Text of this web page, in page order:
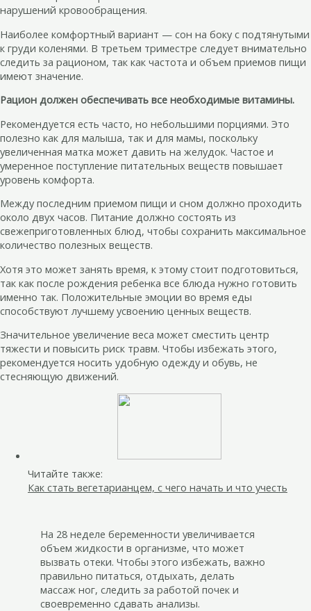
нарушений кровообращения.
Наиболее комфортный вариант — сон на боку с подтянутыми
к груди коленями. В третьем триместре следует внимательно
следить за рационом, так как частота и объем приемов пищи
имеют значение.
Рацион должен обеспечивать все необходимые витамины.
Рекомендуется есть часто, но небольшими порциями. Это
полезно как для малыша, так и для мамы, поскольку
увеличенная матка может давить на желудок. Частое и
умеренное поступление питательных веществ повышает
уровень комфорта.
Между последним приемом пищи и сном должно проходить
около двух часов. Питание должно состоять из
свежеприготовленных блюд, чтобы сохранить максимальное
количество полезных веществ.
Хотя это может занять время, к этому стоит подготовиться,
так как после рождения ребенка все блюда нужно готовить
именно так. Положительные эмоции во время еды
способствуют лучшему усвоению ценных веществ.
Значительное увеличение веса может сместить центр
тяжести и повысить риск травм. Чтобы избежать этого,
рекомендуется носить удобную одежду и обувь, не
стесняющую движений.
Читайте также:
Как стать вегетарианцем, с чего начать и что учесть
На 28 неделе беременности увеличивается
объем жидкости в организме, что может
вызвать отеки. Чтобы этого избежать, важно
правильно питаться, отдыхать, делать
массаж ног, следить за работой почек и
своевременно сдавать анализы.